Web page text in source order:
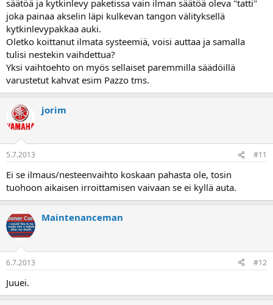
säätöä ja kytkinlevy paketissa vain ilman säätöä oleva "tatti"
joka painaa akselin läpi kulkevan tangon välityksellä
kytkinlevypakkaa auki.
Oletko koittanut ilmata systeemiä, voisi auttaa ja samalla
tulisi nestekin vaihdettua?
Yksi vaihtoehto on myös sellaiset paremmilla säädöillä
varustetut kahvat esim Pazzo tms.
jorim
5.7.2013 #11
Ei se ilmaus/nesteenvaihto koskaan pahasta ole, tosin
tuohoon aikaisen irroittamisen vaivaan se ei kyllä auta.
Maintenanceman
6.7.2013 #12
Juuei.